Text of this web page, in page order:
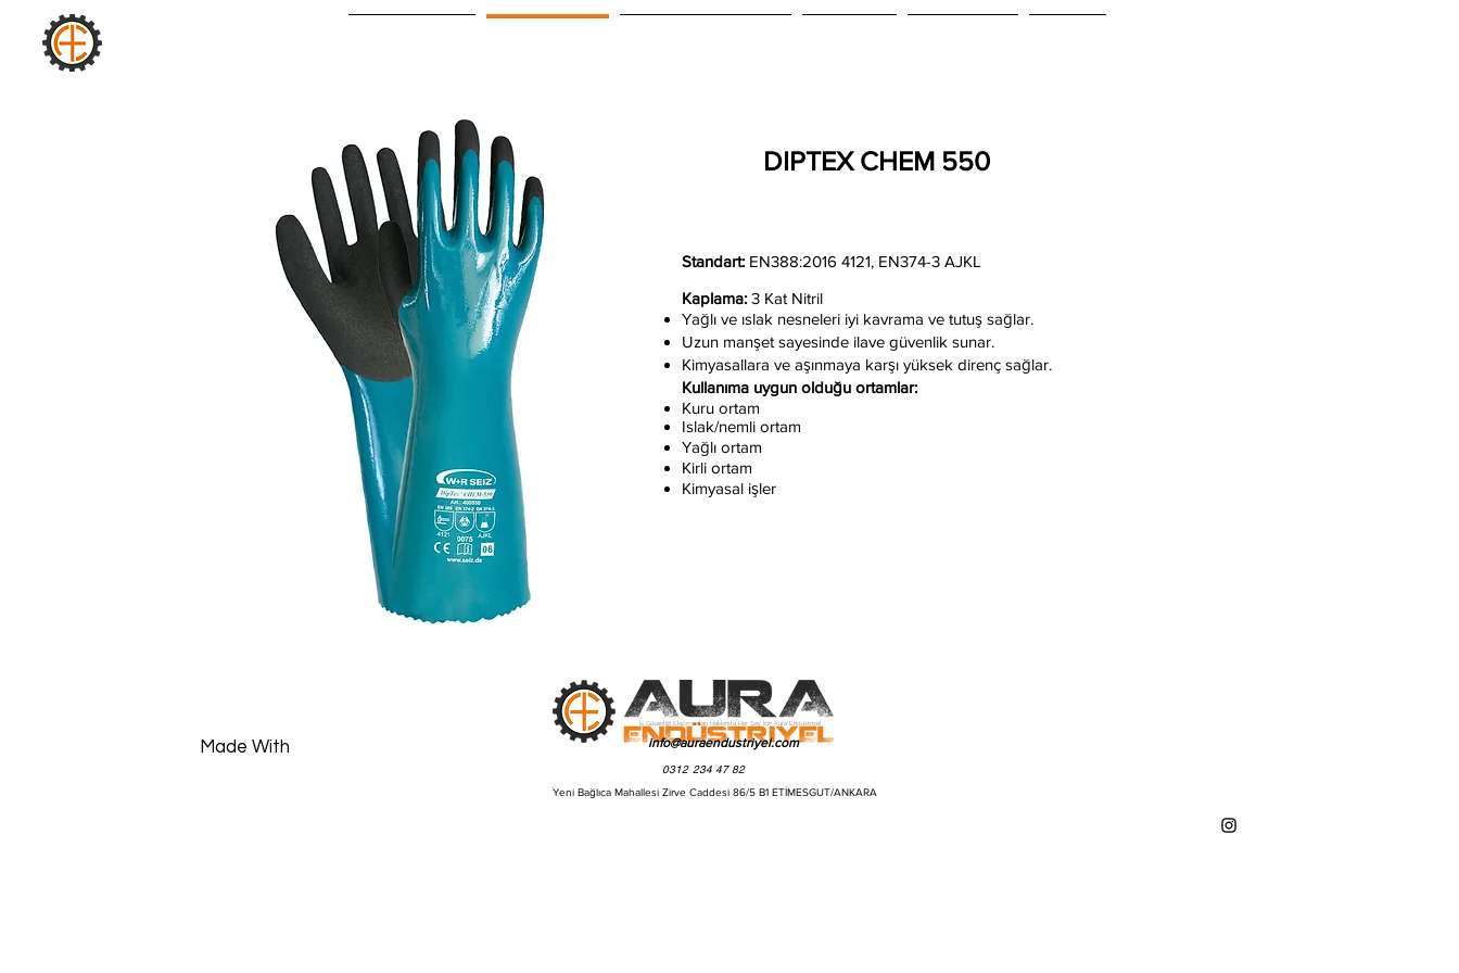
DIPTEX CHEM 550
Standart: EN388:2016 4121, EN374-3 AJKL
Kaplama: 3 Kat Nitril
Yağlı ve ıslak nesneleri iyi kavrama ve tutuş sağlar.
Uzun manşet sayesinde ilave güvenlik sunar.
Kimyasallara ve aşınmaya karşı yüksek direnç sağlar.
Kullanıma uygun olduğu ortamlar:
Kuru ortam
Islak/nemli ortam
Yağlı ortam
Kirli ortam
Kimyasal işler
Made With info@auraendustriyel.com
İş Güvenliği Ekipmanları Hakkında Her Şey İçin Aura Endüstriyel
0312 234 47 82
Yeni Bağlıca Mahallesi Zirve Caddesi 86/5 B1 ETİMESGUT/ANKARA